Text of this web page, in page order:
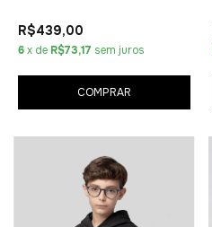
R$439,00
6x de R$73,17 sem juros
COMPRAR